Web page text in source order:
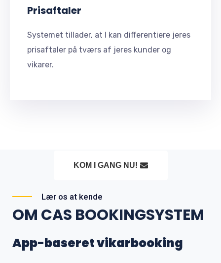
Prisaftaler
Systemet tillader, at I kan differentiere jeres
prisaftaler på tværs af jeres kunder og
vikarer.
KOM I GANG NU!
Lær os at kende
OM CAS BOOKINGSYSTEM
App-baseret vikarbooking